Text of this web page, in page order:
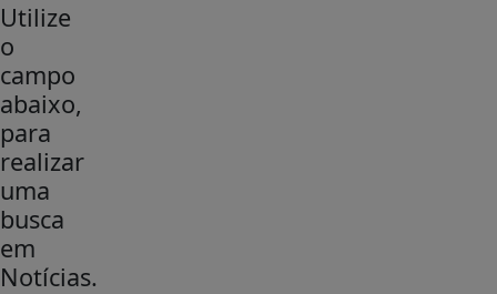
Utilize
o
campo
abaixo,
para
realizar
uma
busca
em
Notícias.